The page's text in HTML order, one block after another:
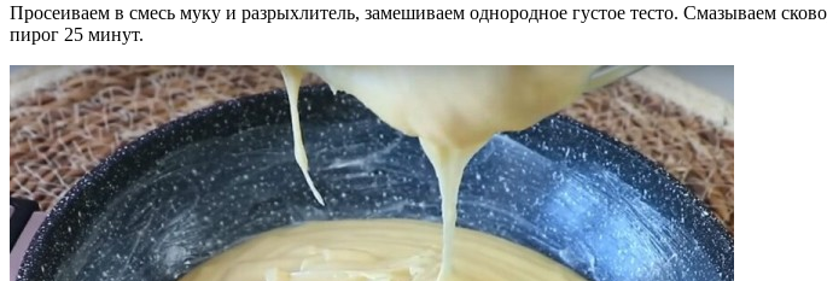
Просеиваем в смесь муку и разрыхлитель, замешиваем однородное густое тесто. Смазываем
пирог 25 минут.